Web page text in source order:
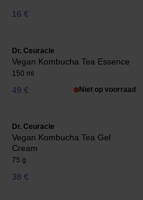
16 €
Dr. Ceuracle
Vegan Kombucha Tea Essence
150 ml
49 € Niet op voorraad
Dr. Ceuracle
Vegan Kombucha Tea Gel
Cream
75 g
38 €